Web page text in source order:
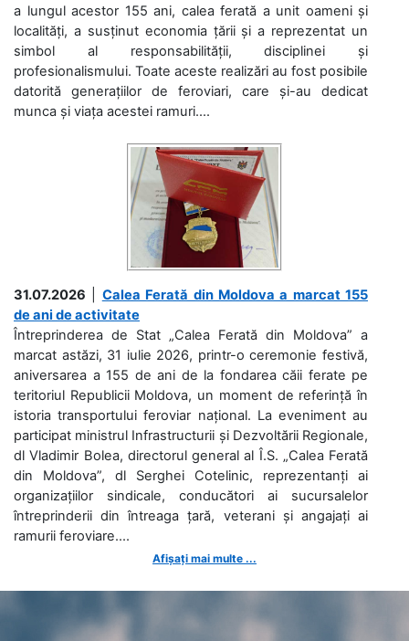
a lungul acestor 155 ani, calea ferată a unit oameni și
localități, a susținut economia țării și a reprezentat un
simbol al responsabilității, disciplinei și
profesionalismului. Toate aceste realizări au fost posibile
datorită generațiilor de feroviari, care și-au dedicat
munca și viața acestei ramuri....
31.07.2026
Calea Ferată din Moldova a marcat 155
de ani de activitate
Întreprinderea de Stat „Calea Ferată din Moldova” a
marcat astăzi, 31 iulie 2026, printr-o ceremonie festivă,
aniversarea a 155 de ani de la fondarea căii ferate pe
teritoriul Republicii Moldova, un moment de referință în
istoria transportului feroviar național. La eveniment au
participat ministrul Infrastructurii și Dezvoltării Regionale,
dl Vladimir Bolea, directorul general al Î.S. „Calea Ferată
din Moldova”, dl Serghei Cotelinic, reprezentanți ai
organizațiilor sindicale, conducători ai sucursalelor
întreprinderii din întreaga țară, veterani și angajați ai
ramurii feroviare....
Afișați mai multe ...